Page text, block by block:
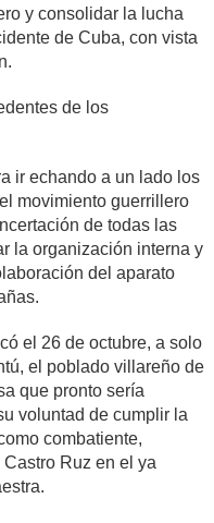
y consolidar la lucha
de Cuba, con vista
de los
ir echando a un lado los
movimiento guerrillero
de todas las
la organización interna y
del aparato
el 26 de octubre, a solo
el poblado villareño de
que pronto sería
voluntad de cumplir la
combatiente,
Ruz en el ya